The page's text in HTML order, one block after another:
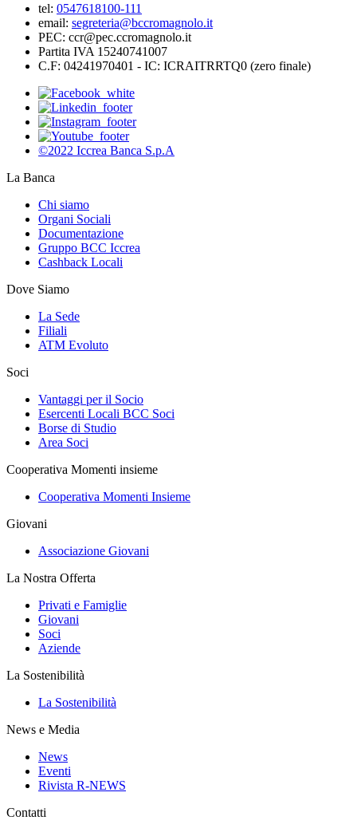
tel: 0547618100-111
email: segreteria@bccromagnolo.it
PEC: ccr@pec.ccromagnolo.it
Partita IVA 15240741007
C.F: 04241970401 - IC: ICRAITRRTQ0 (zero finale)
©2022 Iccrea Banca S.p.A
La Banca
Chi siamo
Organi Sociali
Documentazione
Gruppo BCC Iccrea
Cashback Locali
Dove Siamo
La Sede
Filiali
ATM Evoluto
Soci
Vantaggi per il Socio
Esercenti Locali BCC Soci
Borse di Studio
Area Soci
Cooperativa Momenti insieme
Cooperativa Momenti Insieme
Giovani
Associazione Giovani
La Nostra Offerta
Privati e Famiglie
Giovani
Soci
Aziende
La Sostenibilità
La Sostenibilità
News e Media
News
Eventi
Rivista R-NEWS
Contatti